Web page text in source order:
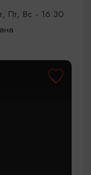
Пт, Вс - 16:30